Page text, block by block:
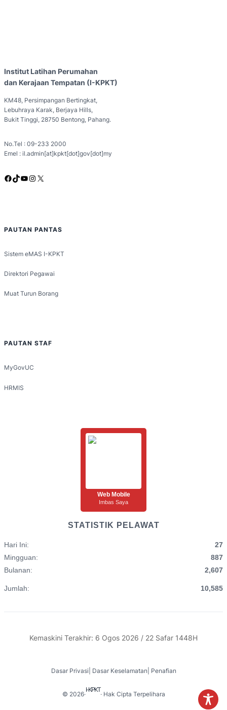
Institut Latihan Perumahan
dan Kerajaan Tempatan (I-KPKT)
KM48, Persimpangan Bertingkat,
Lebuhraya Karak, Berjaya Hills,
Bukit Tinggi, 28750 Bentong, Pahang.
No.Tel : 09-233 2000
Emel : il.admin[at]kpkt[dot]gov[dot]my
Facebook TikTok YouTube Instagram X
PAUTAN PANTAS
Sistem eMAS I-KPKT
Direktori Pegawai
Muat Turun Borang
PAUTAN STAF
MyGovUC
HRMIS
Web Mobile
Imbas Saya
STATISTIK PELAWAT
Hari Ini:
27
Mingguan:
887
Bulanan:
2,607
Jumlah: 10,585
Kemaskini Terakhir: 6 Ogos 2026 / 22 Safar 1448H
Dasar Privasi Dasar Keselamatan Penafian
© 2026·
I-KPKT
· Hak Cipta Terpelihara